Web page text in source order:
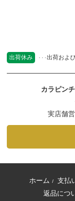
出荷休み 出荷およ
カラピン
実店舗
ホーム / 支払
返品につ